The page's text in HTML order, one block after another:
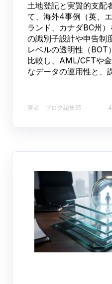
土地登記と実質的支配
て、海外4事例（英、
ランド、カナダBC州
の識別子設計や申告制
レベルの透明性（BOT
比較し、AML/CFTや
なデータの運用性と、
著者 ブログ編集部​